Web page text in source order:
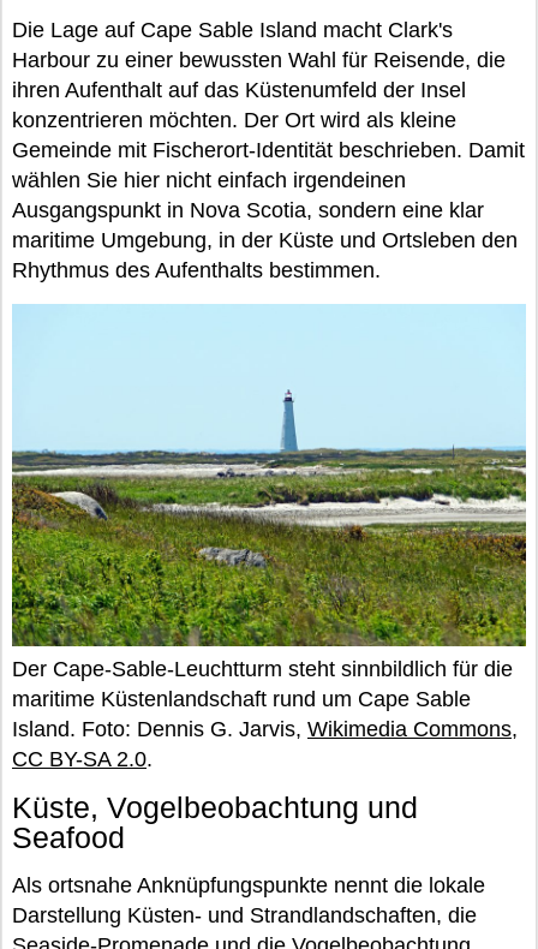
Die Lage auf Cape Sable Island macht Clark's
Harbour zu einer bewussten Wahl für Reisende, die
ihren Aufenthalt auf das Küstenumfeld der Insel
konzentrieren möchten. Der Ort wird als kleine
Gemeinde mit Fischerort-Identität beschrieben. Damit
wählen Sie hier nicht einfach irgendeinen
Ausgangspunkt in Nova Scotia, sondern eine klar
maritime Umgebung, in der Küste und Ortsleben den
Rhythmus des Aufenthalts bestimmen.
Der Cape-Sable-Leuchtturm steht sinnbildlich für die
maritime Küstenlandschaft rund um Cape Sable
Island. Foto: Dennis G. Jarvis, Wikimedia Commons,
CC BY-SA 2.0.
Küste, Vogelbeobachtung und
Seafood
Als ortsnahe Anknüpfungspunkte nennt die lokale
Darstellung Küsten- und Strandlandschaften, die